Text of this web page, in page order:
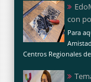
con
Para
Centros Regionales